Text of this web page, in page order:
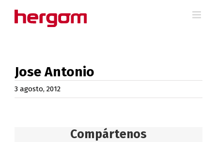
Jose Antonio
3 agosto, 2012
Compártenos